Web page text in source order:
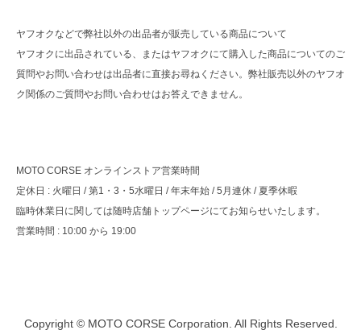
ヤフオクなどで弊社以外の出品者が販売している商品について
ヤフオクに出品されている、またはヤフオクにて購入した商品についてのご
質問やお問い合わせは出品者に直接お尋ねください。弊社販売以外のヤフオ
ク関係のご質問やお問い合わせはお答えできません。
MOTO CORSE オンラインストア営業時間
定休日 : 火曜日 / 第1・3・5水曜日 / 年末年始 / 5月連休 / 夏季休暇
臨時休業日に関しては随時店舗トップページにてお知らせいたします。
営業時間 : 10:00 から 19:00
Copyright © MOTO CORSE Corporation. All Rights Reserved.